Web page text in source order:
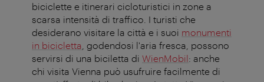
biciclette e itinerari cicloturistici in zone a
scarsa intensità di traffico. I turisti che
desiderano visitare la città e i suoi monumenti
in bicicletta , godendosi l'aria fresca, possono
servirsi di una biciletta di WienMobil: anche
chi visita Vienna può usufruire facilmente di